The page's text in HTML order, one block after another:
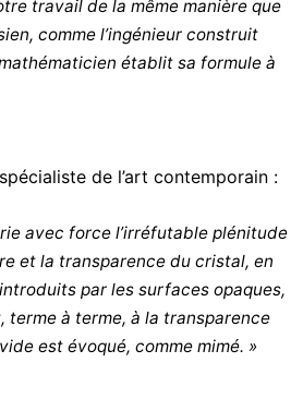
travail de la même manière que
comme l’ingénieur construit
établit sa formule à
de l’art contemporain :
avec force l’irréfutable plénitude
et la transparence du cristal, en
par les surfaces opaques,
terme à terme, à la transparence
est évoqué, comme mimé. »